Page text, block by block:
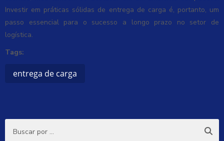
Investir em práticas sólidas de entrega de carga é, portanto, um
passo essencial para o sucesso a longo prazo no setor de
logística.
Tags:
entrega de carga